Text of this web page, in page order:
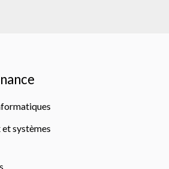
systèmes